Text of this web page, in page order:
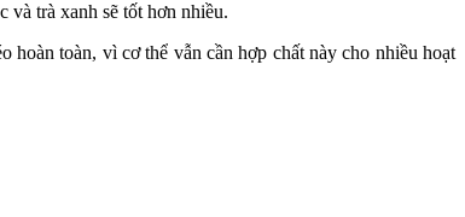
trà xanh sẽ tốt hơn nhiều.
toàn, vì cơ thể vẫn cần hợp chất này cho nhiều hoạt